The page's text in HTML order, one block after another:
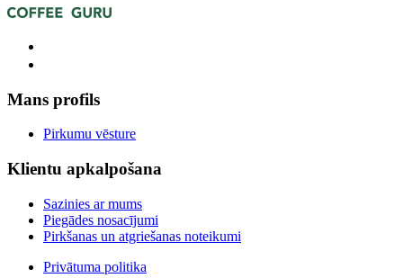
Mans profils
Pirkumu vēsture
Klientu apkalpošana
Sazinies ar mums
Piegādes nosacījumi
Pirkšanas un atgriešanas noteikumi
Privātuma politika